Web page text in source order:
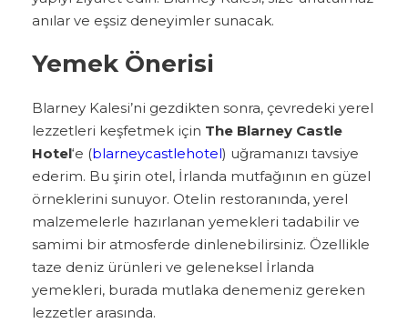
anılar ve eşsiz deneyimler sunacak.
Yemek Önerisi
Blarney Kalesi’ni gezdikten sonra, çevredeki yerel
lezzetleri keşfetmek için The Blarney Castle
Hotel‘e (blarneycastlehotel) uğramanızı tavsiye
ederim. Bu şirin otel, İrlanda mutfağının en güzel
örneklerini sunuyor. Otelin restoranında, yerel
malzemelerle hazırlanan yemekleri tadabilir ve
samimi bir atmosferde dinlenebilirsiniz. Özellikle
taze deniz ürünleri ve geleneksel İrlanda
yemekleri, burada mutlaka denemeniz gereken
lezzetler arasında.